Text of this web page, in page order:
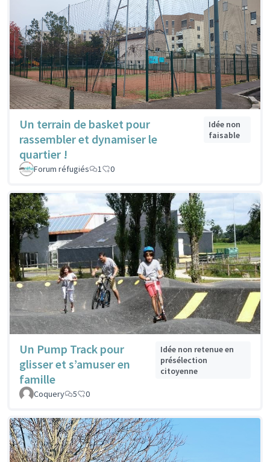
Un terrain de basket pour
rassembler et dynamiser le
quartier !
Idée non
faisable
Forum réfugiés 1 0
Un Pump Track pour
glisser et s’amuser en
famille
Idée non retenue en
présélection
citoyenne
Coquery 5 0